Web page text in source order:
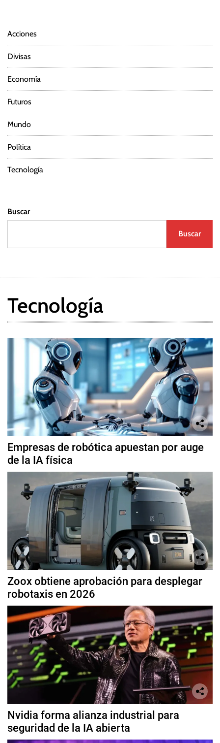
Acciones
Divisas
Economía
Futuros
Mundo
Política
Tecnología
Buscar
Buscar
Tecnología
Empresas de robótica apuestan por auge
de la IA física
Zoox obtiene aprobación para desplegar
robotaxis en 2026
Nvidia forma alianza industrial para
seguridad de la IA abierta